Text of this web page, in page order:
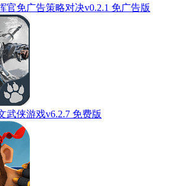
官免广告策略对决v0.2.1 免广告版
武侠游戏v6.2.7 免费版